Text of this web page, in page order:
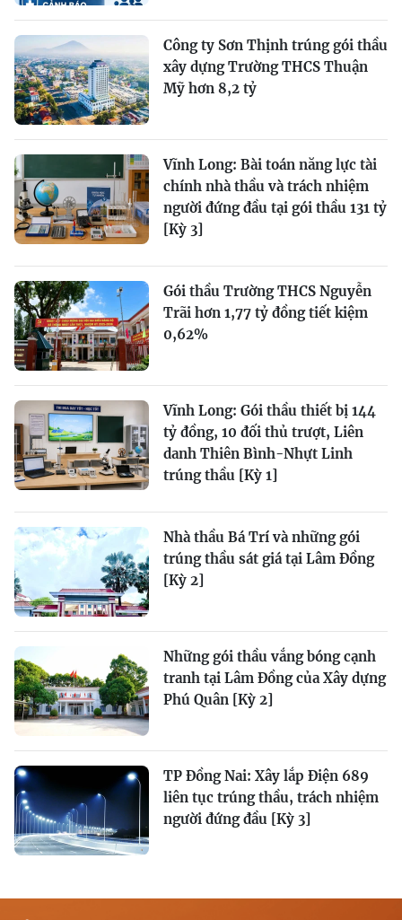
Công ty Sơn Thịnh trúng gói thầu
xây dựng Trường THCS Thuận
Mỹ hơn 8,2 tỷ
Vĩnh Long: Bài toán năng lực tài
chính nhà thầu và trách nhiệm
người đứng đầu tại gói thầu 131 tỷ
[Kỳ 3]
Gói thầu Trường THCS Nguyễn
Trãi hơn 1,77 tỷ đồng tiết kiệm
0,62%
Vĩnh Long: Gói thầu thiết bị 144
tỷ đồng, 10 đối thủ trượt, Liên
danh Thiên Bình-Nhựt Linh
trúng thầu [Kỳ 1]
Nhà thầu Bá Trí và những gói
trúng thầu sát giá tại Lâm Đồng
[Kỳ 2]
Những gói thầu vắng bóng cạnh
tranh tại Lâm Đồng của Xây dựng
Phú Quân [Kỳ 2]
TP Đồng Nai: Xây lắp Điện 689
liên tục trúng thầu, trách nhiệm
người đứng đầu [Kỳ 3]